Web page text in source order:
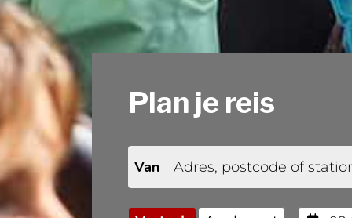
Plan je reis
Van